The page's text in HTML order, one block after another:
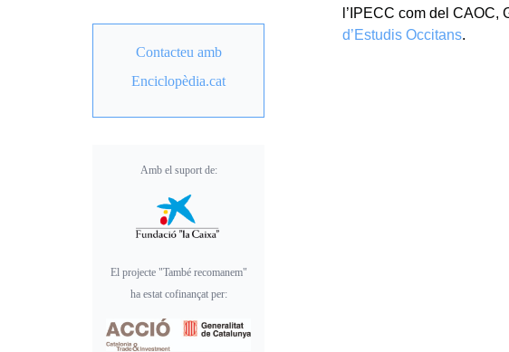
l’IPECC com del CAOC,
d’Estudis Occitans.
Contacteu amb
Enciclopèdia.cat
Amb el suport de:
El projecte "També recomanem"
ha estat cofinançat per: